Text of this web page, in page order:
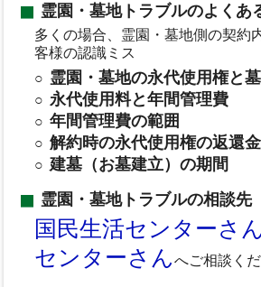
霊園・墓地トラブルのよくあ
多くの場合、霊園・墓地側の契約
客様の認識ミス
霊園・墓地の永代使用権と
永代使用料と年間管理費
年間管理費の範囲
解約時の永代使用権の返還金
建墓（お墓建立）の期間
霊園・墓地トラブルの相談先
国民生活センターさん
センターさんへご相談くだ